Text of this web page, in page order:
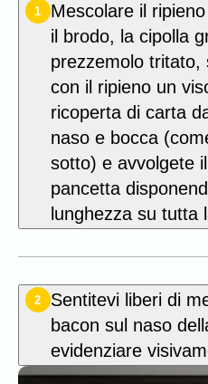
1
Mescolare il
il brodo, la cipolla
prezzemolo tritato,
con il ripieno un
ricoperta di carta
naso e bocca
sotto) e avvolgete
pancetta
lunghezza su tutta
2
Sentitevi liberi di
bacon sul naso
evidenziare